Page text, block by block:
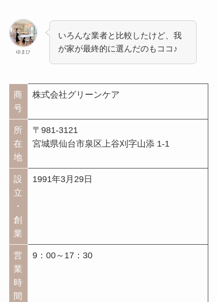
ゆまひ
いろんな業者と比較したけど、我
が家が最終的に選んだのもココ♪
商
号
株式会社グリーンケア
所
在
地
〒981-3121
宮城県仙台市泉区上谷刈字山添 1-1
設
立
・
創
業
1991年3月29日
営
業
時
間
9：00～17：30